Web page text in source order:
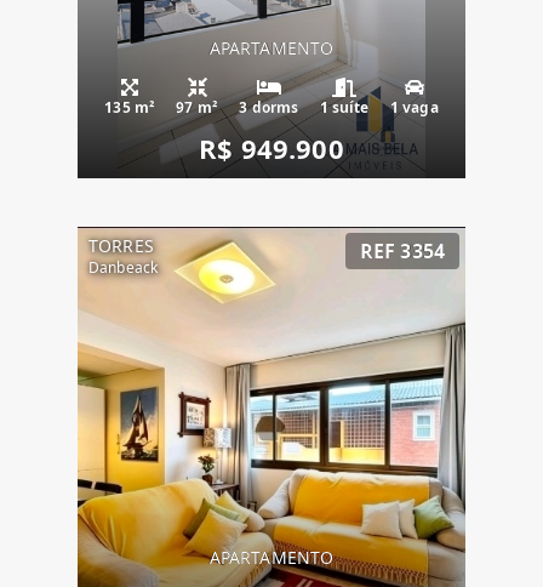
APARTAMENTO
135 m² 97 m² 3 dorms 1 suíte 1 vaga
R$ 949.900
TORRES
Danbeack
REF 3354
APARTAMENTO